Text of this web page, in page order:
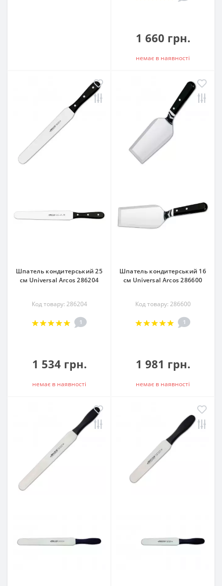
1 660 грн.
немає в наявностi
Шпатель кондитерський 25
см Universal Arcos 286204
Код товару: 286204
1
1 534 грн.
немає в наявностi
Шпатель кондитерський 16
см Universal Arcos 286600
Код товару: 286600
1
1 981 грн.
немає в наявностi